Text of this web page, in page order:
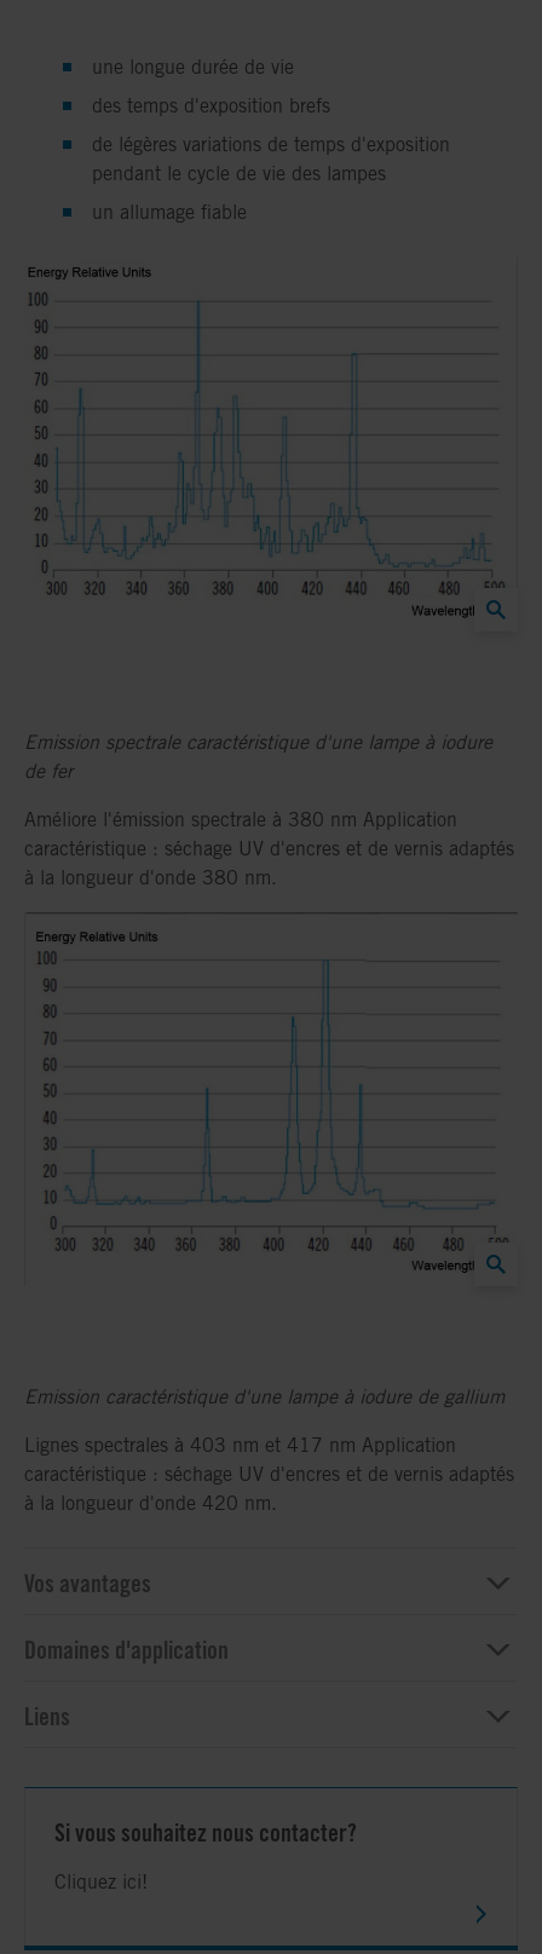
une longue durée de vie
des temps d'exposition brefs
de légères variations de temps d'exposition
pendant le cycle de vie des lampes
un allumage fiable
Emission spectrale caractéristique d'une lampe à iodure
de fer
Améliore l'émission spectrale à 380 nm Application
caractéristique : séchage UV d'encres et de vernis adaptés
à la longueur d'onde 380 nm.
Emission caractéristique d'une lampe à iodure de gallium
Lignes spectrales à 403 nm et 417 nm Application
caractéristique : séchage UV d'encres et de vernis adaptés
à la longueur d'onde 420 nm.
Vos avantages
Domaines d'application
Liens
Si vous souhaitez nous contacter?
Cliquez ici!